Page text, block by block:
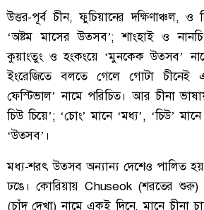
উত্তর-পূর্ব চীন, ফুচিয়ানের দক্ষিণাঞ্চল,
‘অষ্টম মাসের উত্সব’; শাংহাই ও
কুয়াংতুং ও হংকংয়ে ‘মুনকেক উত্সব’
ইংরেজিতে বলতে গেলে গোটা
ফেস্টিভাল’ নামে পরিচিত। আর চীনা
চিউ চিয়ে’; ‘চোং’ মানে ‘মধ্য’, ‘চিউ’
‘উত্সব’।
​মধ্য-শরৎ উত্সব অন্যান্য দেশেও পালিত হয়,
ঢঙে। কোরিয়ায় Chuseok (শরতের শুরু)
(চাঁদ দেখা) নামে একই দিনে, মানে চীনা